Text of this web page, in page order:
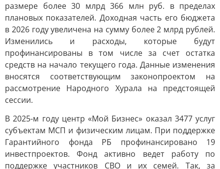
размере более 30 млрд 366 млн руб. в пределах
плановых показателей. Доходная часть его бюджета
в 2026 году увеличена на сумму более 2 млрд рублей.
Изменились и расходы, которые будут
профинансированы в том числе за счет остатка
средств на начало текущего года. Данные изменения
вносятся соответствующим законопроектом на
рассмотрение Народного Хурала на предстоящей
сессии.
В 2025-м году центр «Мой Бизнес» оказал 3477 услуг
субъектам МСП и физическим лицам. При поддержке
Гарантийного фонда РБ профинансировано 19
инвестпроектов. Фонд активно ведет работу по
поддержке участников СВО и их семей. Так, за